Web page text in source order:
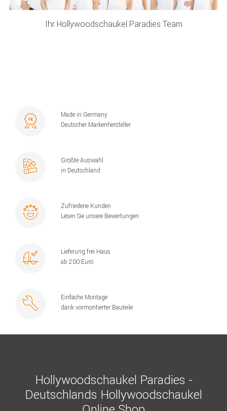
Ihr Hollywoodschaukel Paradies Team
Made in Germany
Deutscher Markenhersteller
Größte Auswahl
in Deutschland
Zufriedene Kunden
Lesen Sie unsere Bewertungen
Lieferung frei Haus
ab 200 Euro
Einfache Montage
dank vormontierter Bauteile
Hollywoodschaukel Paradies -
Deutschlands Hollywoodschaukel